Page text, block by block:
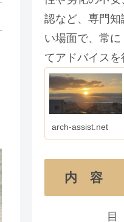
認など、専門知
い場面で、常
てアドバイスを
arch-assist.net
内 容